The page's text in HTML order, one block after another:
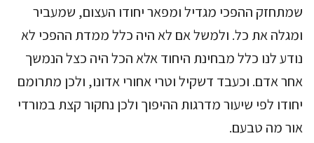
שמתחזק ההפכי מגדיל ומפאר יחודו העצום, שמעביר
ומגלה את כל. ולמשל אם לא היה כלל ממדת ההפכי לא
נודע לנו כלל מבחינת היחוד אלא הכל היה כצל הנמשך
אחר אדם. וכעבד דשקיל וטרי אחורי אדונו, ולכן מתרומם
יחודו לפי שיעור מדרגות ההיפוך ולכן נחקור קצת במורדי
אור מה טבעם.